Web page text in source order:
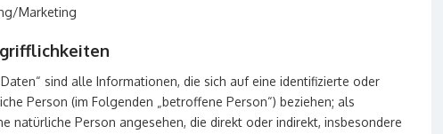
Marketing
Daten“ sind alle Informationen, die sich auf eine identifizierte oder
Person (im Folgenden „betroffene Person“) beziehen; als
natürliche Person angesehen, die direkt oder indirekt, insbesondere